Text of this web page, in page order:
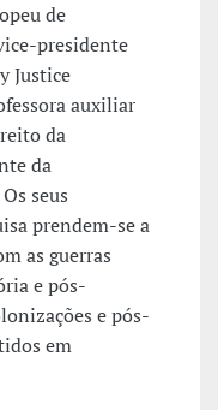
de
presidente
Justice
auxiliar
da
da
seus
prendem-se a
as guerras
e pós-
e pós-
em